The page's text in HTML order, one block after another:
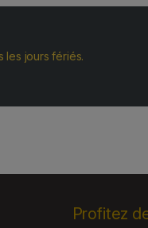
les jours fériés.
Profitez